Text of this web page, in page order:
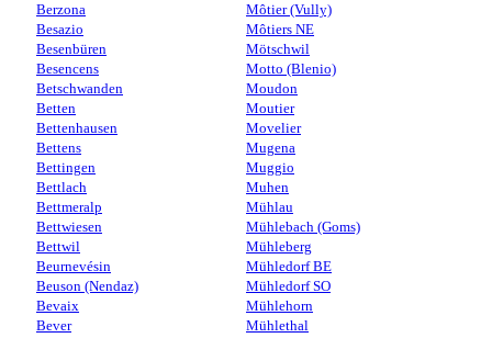
Berzona
Besazio
Besenbüren
Besencens
Betschwanden
Betten
Bettenhausen
Bettens
Bettingen
Bettlach
Bettmeralp
Bettwiesen
Bettwil
Beurnevésin
Beuson (Nendaz)
Bevaix
Bever
Môtier (Vully)
Môtiers NE
Mötschwil
Motto (Blenio)
Moudon
Moutier
Movelier
Mugena
Muggio
Muhen
Mühlau
Mühlebach (Goms)
Mühleberg
Mühledorf BE
Mühledorf SO
Mühlehorn
Mühlethal